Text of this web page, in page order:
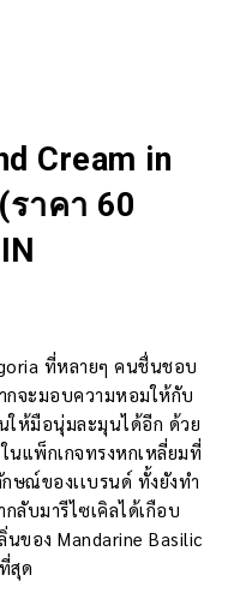
Cream in
ราคา 60
ที่หลายๆ คนชื่นชอบ
กจะมอบความหอมให้กับ
ให้มือนุ่มละมุนได้อีก ด้วย
นแพ็กเกจทรงหกเหลี่ยมที่
ษณ์ของเเบรนด์ ทั้งยังทำ
ลับมารีไซเคิลได้เกือบ
ของ Mandarine Basilic
สุด